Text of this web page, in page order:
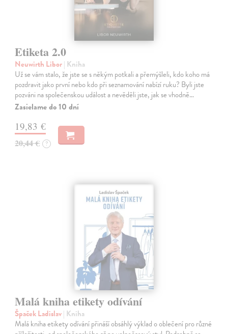
Etiketa 2.0
Neuwirth Libor| Kniha
Už se vám stalo, že jste se s někým potkali a přemýšleli, kdo koho má
pozdravit jako první nebo kdo při seznamování nabízí ruku? Byli jste
pozváni na společenskou událost a nevěděli jste, jak se vhodně…
Zasielame do 10 dní
19,83 €
20,44 € ?
Malá kniha etikety odívání
Špaček Ladislav| Kniha
Malá kniha etikety odívání přináší obsáhlý výklad o oblečení pro různé